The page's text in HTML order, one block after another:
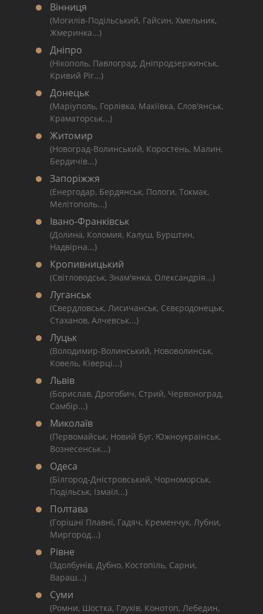
Вінниця
(Могилів-Подільський, Гайсин, Хмельник,
Жмеринка...)
Дніпро
(Нікополь, Павлоград, Дніпродзержинськ,
Кривий Ріг...)
Донецьк
(Маріуполь, Горлівка, Макіївка, Слов'янськ,
Краматорськ...)
Житомир
(Новоград-Волинський, Коростень, Малин,
Бердичів...)
Запоріжжя
(Енергодар, Бердянськ, Пологи, Токмак,
Мелітополь...)
Івано-Франківськ
(Долина, Коломия, Калуш, Бурштин,
Надвірна...)
Кропивницький
(Світловодськ, Знам'янка, Олександрія...)
Луганськ
(Свердловськ, Лисичанськ, Сєвєродонецьк,
Стаханов, Алчевськ...)
Луцьк
(Володимир-Волинський, Нововолинськ,
Ковель, Ківерці...)
Львів
(Борислав, Дрогобич, Стрий, Червоноград,
Самбір...)
Миколаїв
(Первомайськ, Новий Буг, Южноукраїнськ,
Вознесенськ...)
Одеса
(Білгород-Дністровський, Чорноморськ,
Подільськ, Ізмаїл...)
Полтава
(Горішні Плавні, Гадяч, Кременчук, Лубни,
Миргород...)
Рівне
(Здолбунів, Дубно, Костопіль, Сарни,
Вараш...)
Суми
(Ромни, Шостка, Глухів, Конотоп, Лебедин,